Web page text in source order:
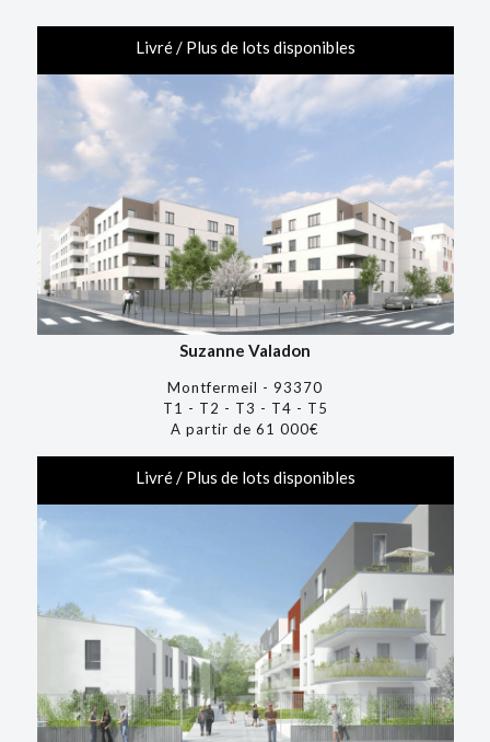
Livré / Plus de lots disponibles
Suzanne Valadon
Montfermeil - 93370
T1 - T2 - T3 - T4 - T5
A partir de 61 000€
Livré / Plus de lots disponibles